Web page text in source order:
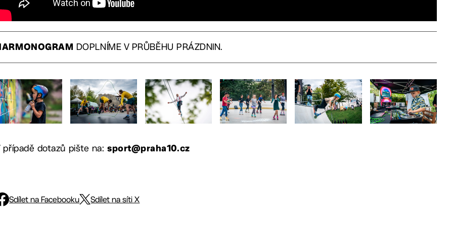
DOPLNÍME V PRŮBĚHU PRÁZDNIN.
případě dotazů pište na: sport@praha10.cz
Sdílet na Facebooku Sdílet na síti X